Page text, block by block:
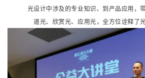
光设计中涉及的专业知识、到产品应用，
道光、欣赏光、应用光，全方位诠释了